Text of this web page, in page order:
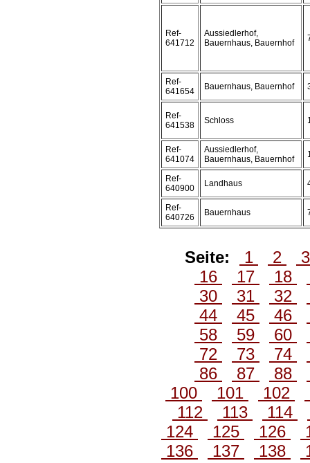
Ref-
641712
Aussiedlerhof,
Bauernhaus, Bauernhof
Ref-
641654
Bauernhaus, Bauernhof
Ref-
641538
Schloss
Ref-
641074
Aussiedlerhof,
Bauernhaus, Bauernhof
Ref-
640900
Landhaus
Ref-
640726
Bauernhaus
Seite: 1 2
16
17 18
30
31 32
44
45 46
58
59 60
72
73 74
86
87 88
100
101 102
112
113 114
124
125 126
136
137 138